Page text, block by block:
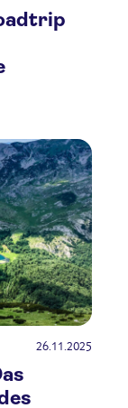
26.11.2025